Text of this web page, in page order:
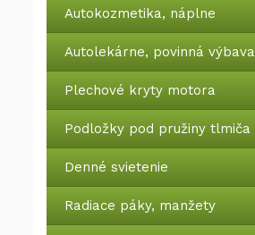
Autokozmetika, náplne
Autolekárne, povinná výbava
Plechové kryty motora
Podložky pod pružiny tlmiča
Denné svietenie
Radiace páky, manžety